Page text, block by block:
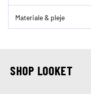
Materiale & pleje
SHOP LOOKET